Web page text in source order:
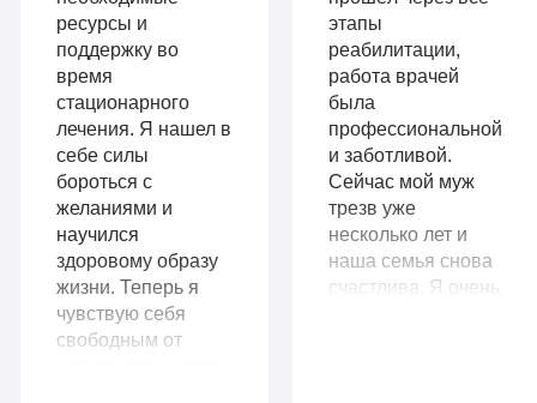
ремиссии
Личный
санузел
Больничный
лист
Записаться
Больничный
лист
Записаться
VIP
9
990
ресурсы и
поддержку во
время
стационарного
лечения. Я нашел в
себе силы
бороться с
желаниями и
научился
здоровому образу
жизни. Теперь я
чувствую себя
свободным от
этапы
реабилитации,
работа врачей
была
профессиональной
и заботливой.
Сейчас мой муж
трезв уже
несколько лет и
наша семья снова
счастлива. Я очень